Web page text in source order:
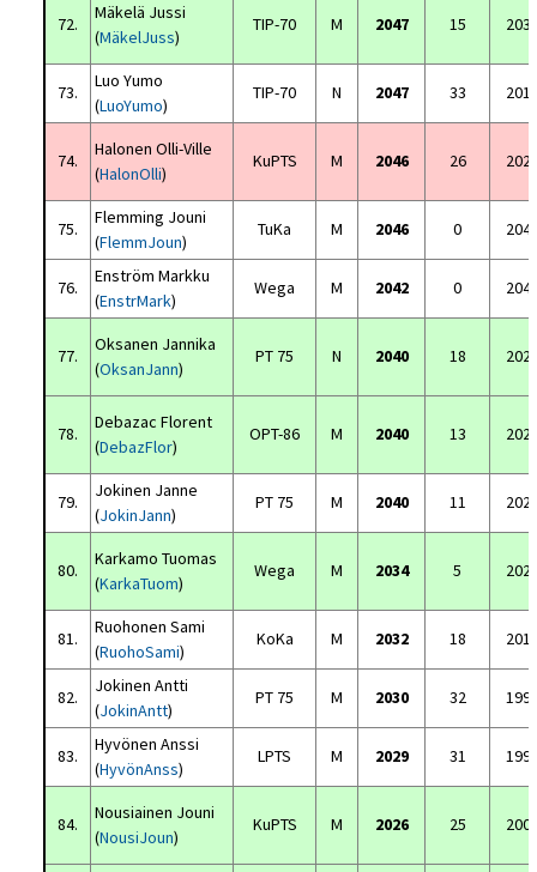
72.
Mäkelä Jussi
(MäkelJuss)
TIP-70 M 2047 15
73.
Luo Yumo
(LuoYumo)
TIP-70 N 2047 33
74.
Halonen Olli-Ville
(HalonOlli)
KuPTS M 2046 26
75.
Flemming Jouni
(FlemmJoun)
TuKa M 2046 0
76.
Enström Markku
(EnstrMark)
Wega M 2042 0
77.
Oksanen Jannika
(OksanJann)
PT 75 N 2040 18
78.
Debazac Florent
(DebazFlor)
OPT-86 M 2040 13
79.
Jokinen Janne
(JokinJann)
PT 75 M 2040 11
80.
Karkamo Tuomas
(KarkaTuom)
Wega M 2034 5
81.
Ruohonen Sami
(RuohoSami)
KoKa M 2032 18
82.
Jokinen Antti
(JokinAntt)
PT 75 M 2030 32
83.
Hyvönen Anssi
(HyvönAnss)
LPTS M 2029 31
84.
Nousiainen Jouni
(NousiJoun)
KuPTS M 2026 25